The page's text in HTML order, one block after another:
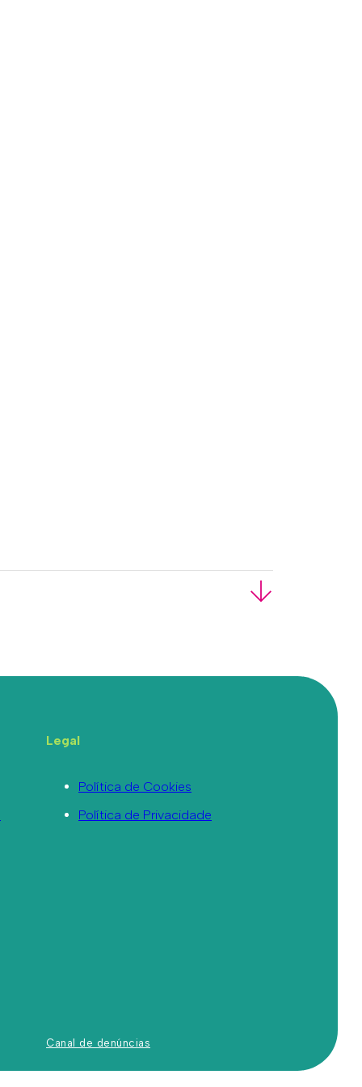
Legal
Política de Cookies
Política de Privacidade
Canal de denúncias